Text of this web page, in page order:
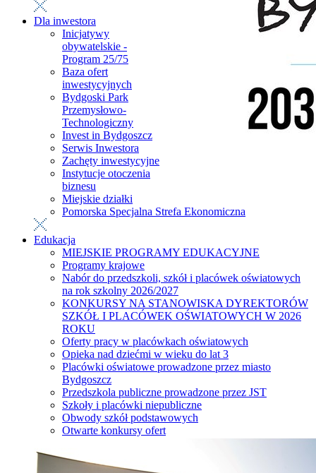
Dla inwestora
Inicjatywy
obywatelskie -
Program 25/75
Baza ofert
inwestycyjnych
Bydgoski Park
Przemysłowo-
Technologiczny
Invest in Bydgoszcz
Serwis Inwestora
Zachęty inwestycyjne
Instytucje otoczenia
biznesu
Miejskie działki
Pomorska Specjalna Strefa Ekonomiczna
Edukacja
MIEJSKIE PROGRAMY EDUKACYJNE
Programy krajowe
Nabór do przedszkoli, szkół i placówek oświatowych
na rok szkolny 2026/2027
KONKURSY NA STANOWISKA DYREKTORÓW
SZKÓŁ I PLACÓWEK OŚWIATOWYCH W 2026
ROKU
Oferty pracy w placówkach oświatowych
Opieka nad dziećmi w wieku do lat 3
Placówki oświatowe prowadzone przez miasto
Bydgoszcz
Przedszkola publiczne prowadzone przez JST
Szkoły i placówki niepubliczne
Obwody szkół podstawowych
Otwarte konkursy ofert